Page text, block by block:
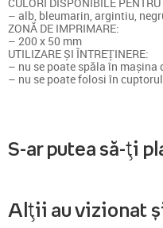
– alb, bleumarin, argintiu,
ZONĂ DE IMPRIMARE:
– 200 x 50 mm
UTILIZARE ȘI ÎNTREȚINERE:
– nu se poate spăla în mașina
– nu se poate folosi în
S-ar putea să-ți
Alții au vizionat